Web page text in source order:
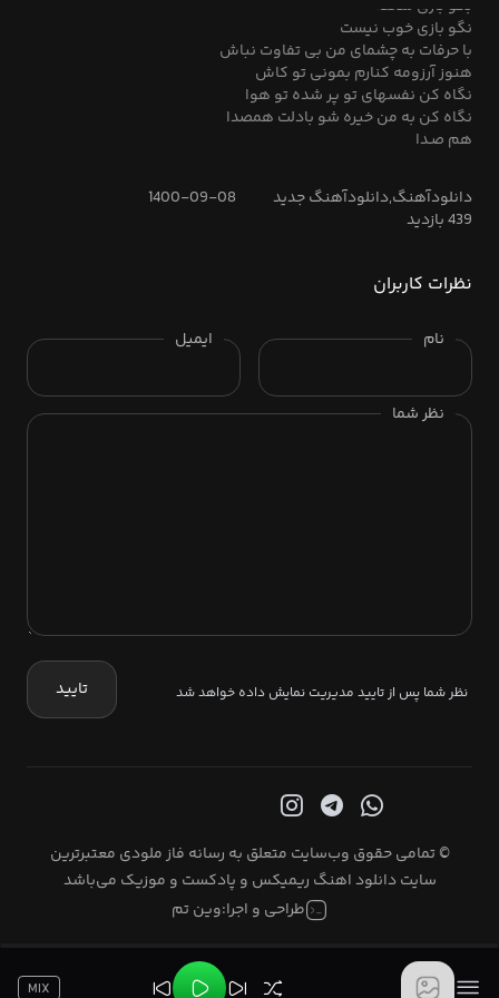
بگو بازی سخته
نگو بازی خوب نیست
با حرفات به چشمای من بی تفاوت نباش
هنوز آرزومه کنارم بمونی تو کاش
نگاه کن نفسهای تو پر شده تو هوا
نگاه کن به من خیره شو بادلت همصدا
هم صـدا
دانلودآهنگ,دانلودآهنگ جدید
1400-09-08
439 بازدید
نظرات کاربران
نام ایمیل
نظر شما
نظر شما پس از تایید مدیریت نمایش داده خواهد شد تایید
© تمامی حقوق وب‌سایت متعلق به رسانه فاز ملودی معتبرترین
سایت دانلود اهنگ ریمیکس و پادکست و موزیک می‌باشد
طراحی و اجرا:وین تم
MIX